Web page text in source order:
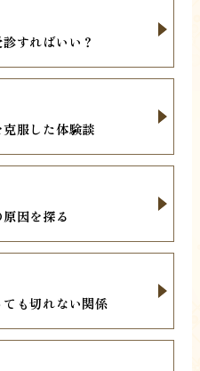
すればいい？
服した体験談
因を探る
も切れない関係